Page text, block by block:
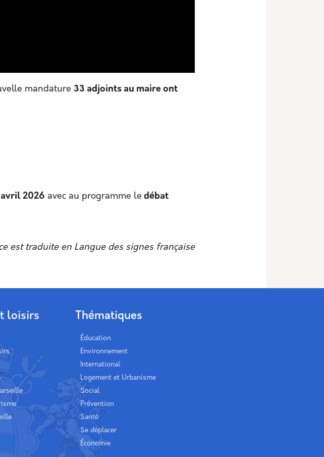
mandature 33 adjoints au maire ont
avril 2026 avec au programme le débat
est traduite en Langue des signes française
loisirs Thématiques
Éducation
Environnement
International
Logement et Urbanisme
Social
Prévention
Santé
Se déplacer
Économie